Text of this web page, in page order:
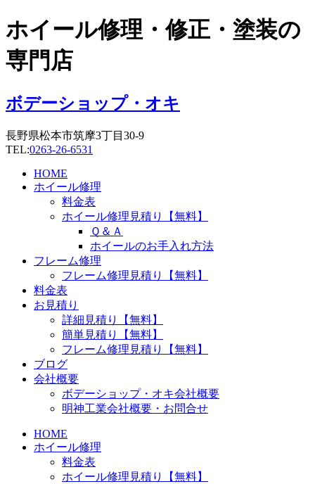
コ
ン
テ
ン
に
ス
ッ
プ
ホイール修理・修正・塗装の
専門店
ボデーショップ・オキ
長野県松本市筑摩3丁目30-9
TEL:0263-26-6531
HOME
ホイール修理
料金表
ホイール修理見積り【無料】
Ｑ＆Ａ
ホイールのお手入れ方法
フレーム修理
フレーム修理見積り【無料】
料金表
お見積り
詳細見積り【無料】
簡単見積り【無料】
フレーム修理見積り【無料】
ブログ
会社概要
ボデーショップ・オキ会社概要
明神工業会社概要・お問合せ
HOME
ホイール修理
料金表
ホイール修理見積り【無料】